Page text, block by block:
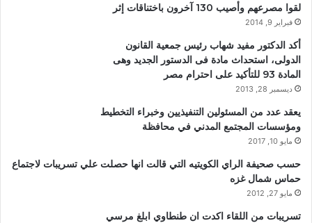
لقوا مصرعهم وأصيب 130 آخرون باختناقات إثر
فبراير 9, 2014
أكد الدكتور مفيد شهاب رئيس جمعية القانون
الدولى، استحداث مادة فى الدستور الجديد وهى
المادة 93 للتأكيد على احترام مصر
ديسمبر 28, 2013
يعقد عدد من المسئولين التنفيذيين وخبراء التخطيط
ومؤسسات المجتمع المدني في محافظة
مايو 10, 2017
حسب صحيفة الراي الكويتيه التي قالت انها حصلت علي تسريبات لاجتماع
حماس شمال غزه
مايو 27, 2012
تسريبات من اللقاء اكدت ان طنطاوي ابلغ مرسي